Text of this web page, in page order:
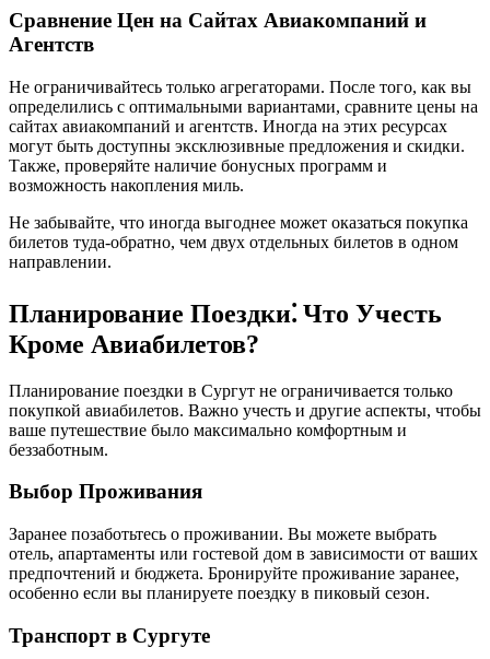
Сравнение Цен на Сайтах Авиакомпаний и
Агентств
Не ограничивайтесь только агрегаторами. После того, как вы
определились с оптимальными вариантами, сравните цены на
сайтах авиакомпаний и агентств. Иногда на этих ресурсах
могут быть доступны эксклюзивные предложения и скидки.
Также, проверяйте наличие бонусных программ и
возможность накопления миль.
Не забывайте, что иногда выгоднее может оказаться покупка
билетов туда-обратно, чем двух отдельных билетов в одном
направлении.
Планирование Поездки⁚ Что Учесть
Кроме Авиабилетов?
Планирование поездки в Сургут не ограничивается только
покупкой авиабилетов. Важно учесть и другие аспекты, чтобы
ваше путешествие было максимально комфортным и
беззаботным.
Выбор Проживания
Заранее позаботьтесь о проживании. Вы можете выбрать
отель, апартаменты или гостевой дом в зависимости от ваших
предпочтений и бюджета. Бронируйте проживание заранее,
особенно если вы планируете поездку в пиковый сезон.
Транспорт в Сургуте